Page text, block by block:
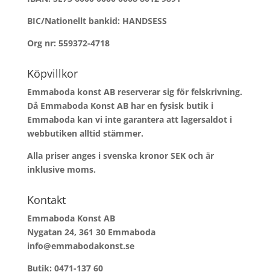
BIC/Nationellt bankid: HANDSESS
Org nr: 559372-4718
Köpvillkor
Emmaboda konst AB reserverar sig för felskrivning.
Då Emmaboda Konst AB har en fysisk butik i
Emmaboda kan vi inte garantera att lagersaldot i
webbutiken alltid stämmer.
Alla priser anges i svenska kronor SEK och är
inklusive moms.
Kontakt
Emmaboda Konst AB
Nygatan 24, 361 30 Emmaboda
info@emmabodakonst.se
Butik: 0471-137 60